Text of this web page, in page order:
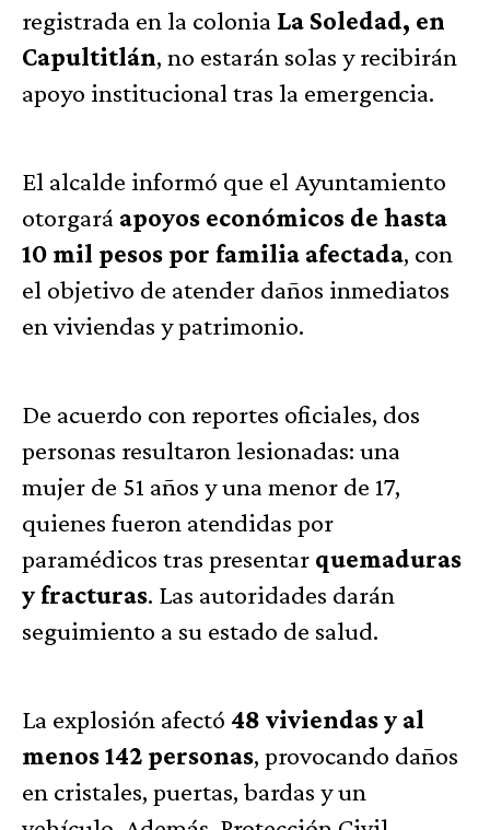
registrada en la colonia La Soledad, en
Capultitlán, no estarán solas y recibirán
apoyo institucional tras la emergencia.
El alcalde informó que el Ayuntamiento
otorgará apoyos económicos de hasta
10 mil pesos por familia afectada, con
el objetivo de atender daños inmediatos
en viviendas y patrimonio.
De acuerdo con reportes oficiales, dos
personas resultaron lesionadas: una
mujer de 51 años y una menor de 17,
quienes fueron atendidas por
paramédicos tras presentar quemaduras
y fracturas. Las autoridades darán
seguimiento a su estado de salud.
La explosión afectó 48 viviendas y al
menos 142 personas, provocando daños
en cristales, puertas, bardas y un